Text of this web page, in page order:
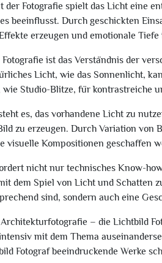
Fotografie spielt das Licht eine
beeinflusst. Durch geschickten
erzeugen und emotionale
ist das Verständnis der
Licht, wie das Sonnenlicht,
Studio-Blitze, für kontrastreiche
es, das vorhandene Licht zu
zu erzeugen. Durch Variation von
visuelle Kompositionen geschaffen
nicht nur technisches Know-
dem Spiel von Licht und Schatten
sind, sondern auch eine
– die Lichtbild
mit dem Thema
Fotograf beeindruckende Werke